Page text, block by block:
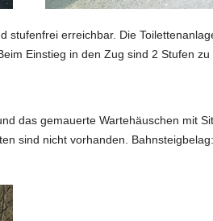
stufenfrei erreichbar. Die
Einstieg in den Zug sind 2 Stufen zu
das gemauerte Wartehäuschen mit
sind nicht vorhanden.